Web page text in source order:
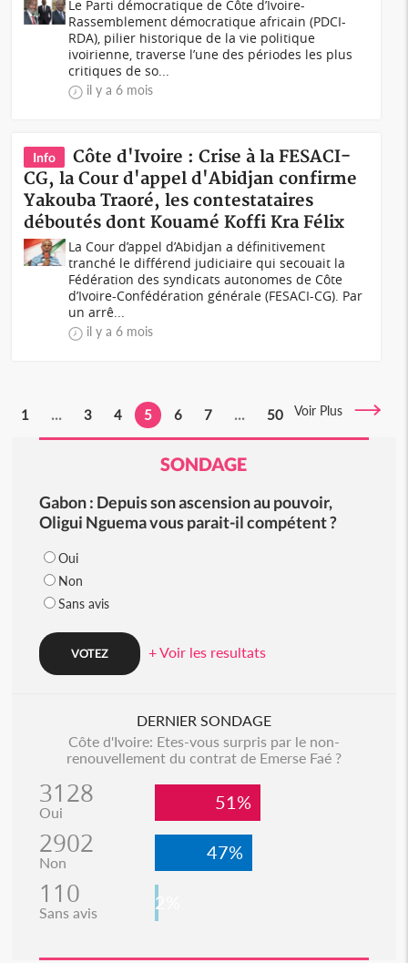
Le Parti démocratique de Côte d’Ivoire-
Rassemblement démocratique africain (PDCI-
RDA), pilier historique de la vie politique
ivoirienne, traverse l’une des périodes les plus
critiques de so...
il y a 6 mois
Info
Côte d'Ivoire : Crise à la FESACI-
CG, la Cour d'appel d'Abidjan confirme
Yakouba Traoré, les contestataires
déboutés dont Kouamé Koffi Kra Félix
La Cour d’appel d’Abidjan a définitivement
tranché le différend judiciaire qui secouait la
Fédération des syndicats autonomes de Côte
d’Ivoire-Confédération générale (FESACI-CG). Par
un arrê...
il y a 6 mois
1 ... 3 4 5 6 7 ... 50 Voir Plus
SONDAGE
Gabon : Depuis son ascension au pouvoir,
Oligui Nguema vous parait-il compétent ?
Oui
Non
Sans avis
+ Voir les resultats
DERNIER SONDAGE
Côte d'Ivoire: Etes-vous surpris par le non-
renouvellement du contrat de Emerse Faé ?
3128
Oui 51%
2902
Non 47%
110
Sans avis 2%